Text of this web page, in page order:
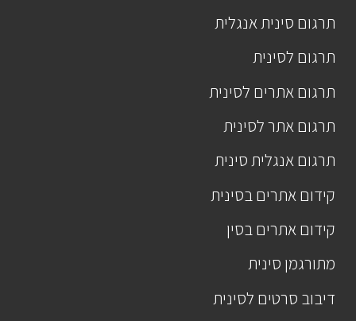
תרגום סינית אנגלית
תרגום לסינית
תרגום אתרים לסינית
תרגום אתר לסינית
תרגום אנגלית סינית
קידום אתרים בסינית
קידום אתרים בסין
מתורגמן סינית
דיבוב סרטים לסינית